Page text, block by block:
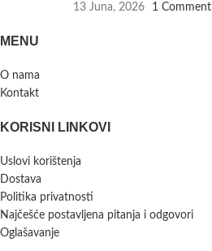
13 Juna, 2026 1 Comment
MENU
O nama
Kontakt
KORISNI LINKOVI
Uslovi korištenja
Dostava
Politika privatnosti
Najčešće postavljena pitanja i odgovori
Oglašavanje